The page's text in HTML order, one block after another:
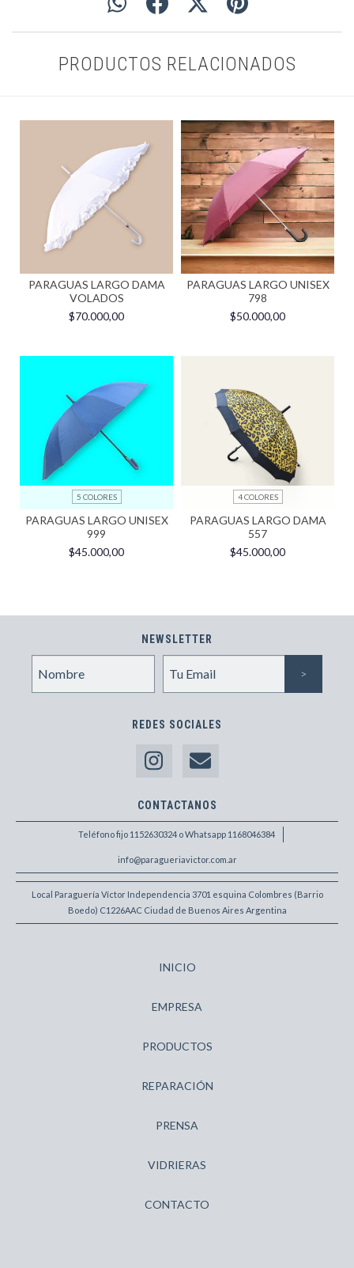
PRODUCTOS RELACIONADOS
PARAGUAS LARGO DAMA
VOLADOS
$70.000,00
PARAGUAS LARGO UNISEX
798
$50.000,00
5 COLORES
PARAGUAS LARGO UNISEX
999
$45.000,00
4 COLORES
PARAGUAS LARGO DAMA
557
$45.000,00
NEWSLETTER
REDES SOCIALES
CONTACTANOS
Teléfono fijo 1152630324 o Whatsapp 1168046384
info@paragueriavictor.com.ar
Local Paraguería Víctor Independencia 3701 esquina Colombres (Barrio
Boedo) C1226AAC Ciudad de Buenos Aires Argentina
INICIO
EMPRESA
PRODUCTOS
REPARACIÓN
PRENSA
VIDRIERAS
CONTACTO